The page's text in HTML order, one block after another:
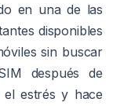
en una de las
disponibles
sin buscar
después de
estrés y hace